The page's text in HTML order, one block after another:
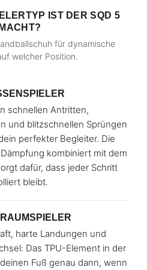
IST DER SQD 5
für dynamische
welcher Position.
schnellen Antritten,
und blitzschnellen Sprüngen
perfekter Begleiter. Die
Dämpfung kombiniert mit dem
dafür, dass jeder Schritt
bleibt.
harte Landungen und
Das TPU-Element in der
Fuß genau dann, wenn